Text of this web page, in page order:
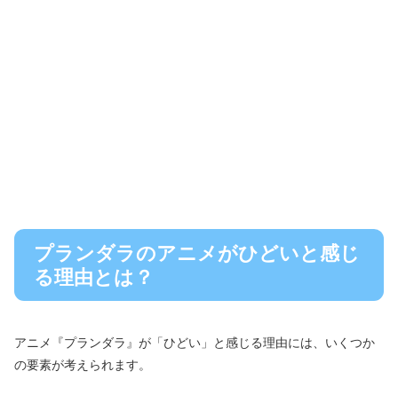
プランダラのアニメがひどいと感じ
る理由とは？
アニメ『プランダラ』が「ひどい」と感じる理由には、いくつか
の要素が考えられます。